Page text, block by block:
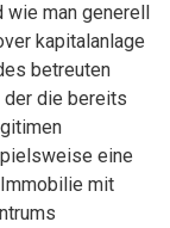
wie man generell
kapitalanlage
betreuten
der die bereits
eine
mit